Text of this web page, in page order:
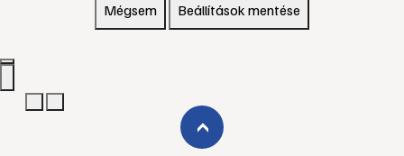
Mégsem Beállítások mentése
›